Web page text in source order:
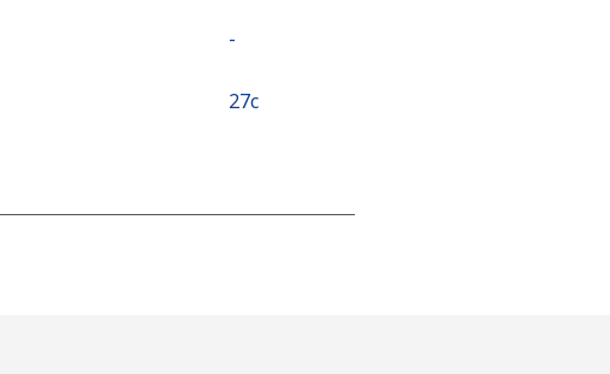
-
⁦27c⁩